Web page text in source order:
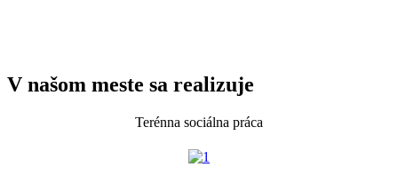
V našom meste sa realizuje
Terénna sociálna práca